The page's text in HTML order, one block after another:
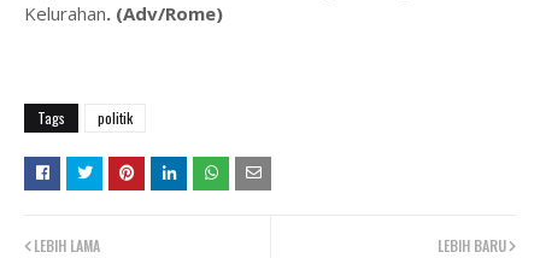
Kelurahan. (Adv/Rome)
Tags politik
LEBIH BARU
LEBIH LAMA